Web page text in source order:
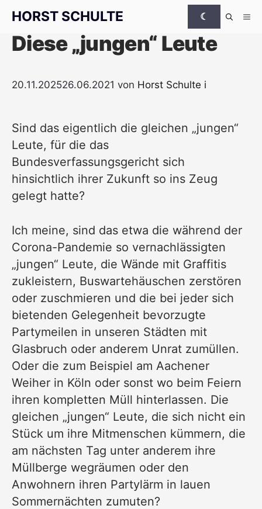
HORST SCHULTE ☾
Diese „jungen“ Leute
20.11.202526.06.2021 von Horst Schulte i
Sind das eigentlich die gleichen „jungen“
Leute, für die das
Bundesverfassungsgericht sich
hinsichtlich ihrer Zukunft so ins Zeug
gelegt hatte?
Ich meine, sind das etwa die während der
Corona-Pandemie so vernachlässigten
„jungen“ Leute, die Wände mit Graffitis
zukleistern, Buswartehäuschen zerstören
oder zuschmieren und die bei jeder sich
bietenden Gelegenheit bevorzugte
Partymeilen in unseren Städten mit
Glasbruch oder anderem Unrat zumüllen.
Oder die zum Beispiel am Aachener
Weiher in Köln oder sonst wo beim Feiern
ihren kompletten Müll hinterlassen. Die
gleichen „jungen“ Leute, die sich nicht ein
Stück um ihre Mitmenschen kümmern, die
am nächsten Tag unter anderem ihre
Müllberge wegräumen oder den
Anwohnern ihren Partylärm in lauen
Sommernächten zumuten?